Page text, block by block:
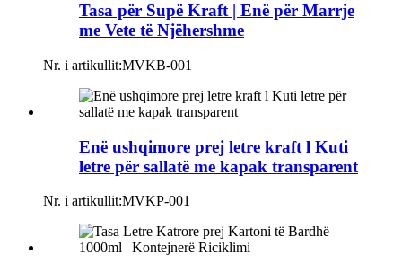
Tasa për Supë Kraft | Enë për Marrje
me Vete të Njëhershme
Nr. i artikullit:MVKB-001
Enë ushqimore prej letre kraft l Kuti
letre për sallatë me kapak transparent
Nr. i artikullit:MVKP-001